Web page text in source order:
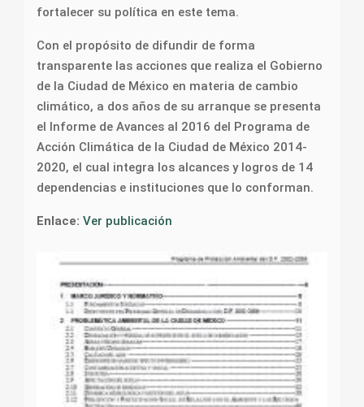
fortalecer su política en este tema.
Con el propósito de difundir de forma
transparente las acciones que realiza el Gobierno
de la Ciudad de México en materia de cambio
climático, a dos años de su arranque se presenta
el Informe de Avances al 2016 del Programa de
Acción Climática de la Ciudad de México 2014-
2020, el cual integra los alcances y logros de 14
dependencias e instituciones que lo conforman.
Enlace: Ver publicación